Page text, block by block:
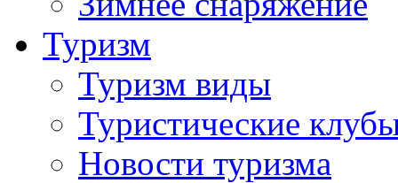
Туризм
Туризм виды
Туристические
Новости туризма